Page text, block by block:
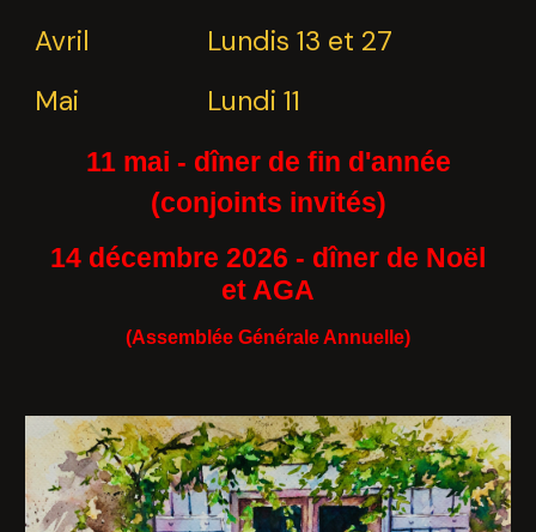
Avril
Lundis 13 et 27
Mai
Lundi 11
11 mai - dîner de fin d'année
(conjoints invités)
14 décembre 2026 - dîner de Noël
et AGA
(Assemblée Générale Annuelle)